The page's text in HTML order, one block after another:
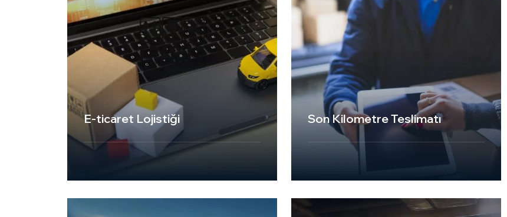
Przejdź do strony
E-ticaret Lojistiği
hizmetleriyle dijital çağın ihtiyaçlarına
Son Kilometre Teslimatı
teslimatı hizmetleriyle, teslimat sürecinin
zamanında çözümler sunar.